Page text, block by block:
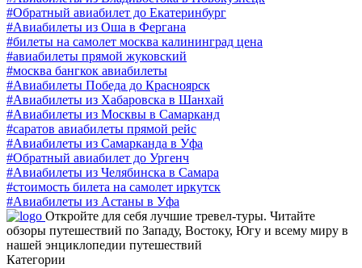
#Обратный авиабилет до Екатеринбург
#Авиабилеты из Оша в Фергана
#билеты на самолет москва калининград цена
#авиабилеты прямой жуковский
#москва бангкок авиабилеты
#Авиабилеты Победа до Красноярск
#Авиабилеты из Хабаровска в Шанхай
#Авиабилеты из Москвы в Самарканд
#саратов авиабилеты прямой рейс
#Авиабилеты из Самарканда в Уфа
#Обратный авиабилет до Ургенч
#Авиабилеты из Челябинска в Самара
#стоимость билета на самолет иркутск
#Авиабилеты из Астаны в Уфа
Откройте для себя лучшие тревел-туры. Читайте
обзоры путешествий по Западу, Востоку, Югу и всему миру в
нашей энциклопедии путешествий
Категории